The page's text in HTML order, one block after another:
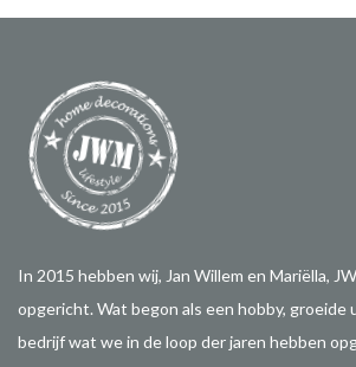
In 2015 hebben wij, Jan Willem en Mariëlla,
opgericht. Wat begon als een hobby,
bedrijf wat we in de loop der jaren hebben